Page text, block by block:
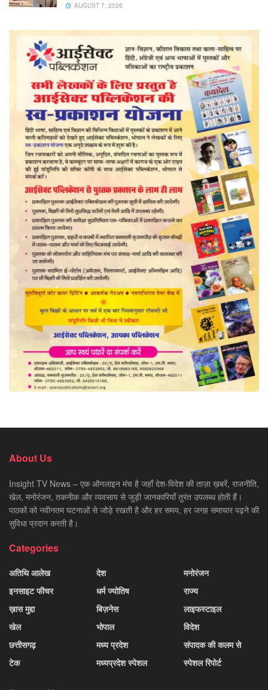
AUGUST 7, 2026
About Us
Insight TV News – एक ऑनलाइन मंच है जहाँ देश-विदेश की ताज़ा ख़बरें, राजनीति,
खेल, मनोरंजन, तकनीक और व्यवसाय से जुड़ी जानकारियाँ तुरंत उपलब्ध होती हैं।
पाठकों को नवीनतम घटनाओं से जोड़े रखती है और हर समय, हर जगह समाचार पढ़ने की
सुविधा प्रदान करती है।
Categories
अतिथि आलेख
इनसाइट फीचर
ख़ास मुद्दा
खेल
छत्तीसगढ़
टेक
देश
धर्म ज्योतिष
बिज़नेस
भोपाल
मध्य प्रदेश
मध्यप्रदेश स्पेशल
मनोरंजन
राज्य
लाइफस्टाइल
विदेश
संपादक की कलम से
स्पेशल रिपोर्ट